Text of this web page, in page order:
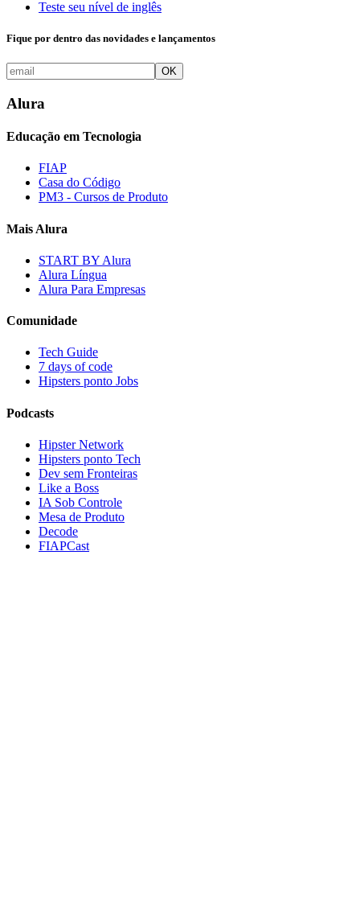
Teste seu nível de inglês
Fique por dentro das novidades e lançamentos
OK
Alura
Educação em Tecnologia
FIAP
Casa do Código
PM3 - Cursos de Produto
Mais Alura
START BY Alura
Alura Língua
Alura Para Empresas
Comunidade
Tech Guide
7 days of code
Hipsters ponto Jobs
Podcasts
Hipster Network
Hipsters ponto Tech
Dev sem Fronteiras
Like a Boss
IA Sob Controle
Mesa de Produto
Decode
FIAPCast